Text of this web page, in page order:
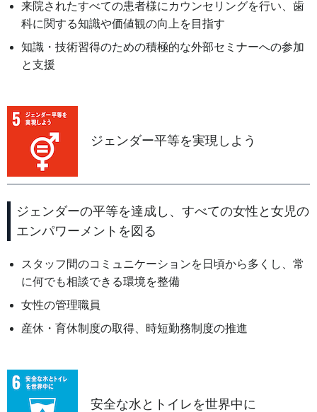
来院されたすべての患者様にカウンセリングを行い、歯
科に関する知識や価値観の向上を目指す
知識・技術習得のための積極的な外部セミナーへの参加
と支援
ジェンダー平等を実現しよう
ジェンダーの平等を達成し、すべての女性と女児の
エンパワーメントを図る
スタッフ間のコミュニケーションを日頃から多くし、常
に何でも相談できる環境を整備
女性の管理職員
産休・育休制度の取得、時短勤務制度の推進
安全な水とトイレを世界中に